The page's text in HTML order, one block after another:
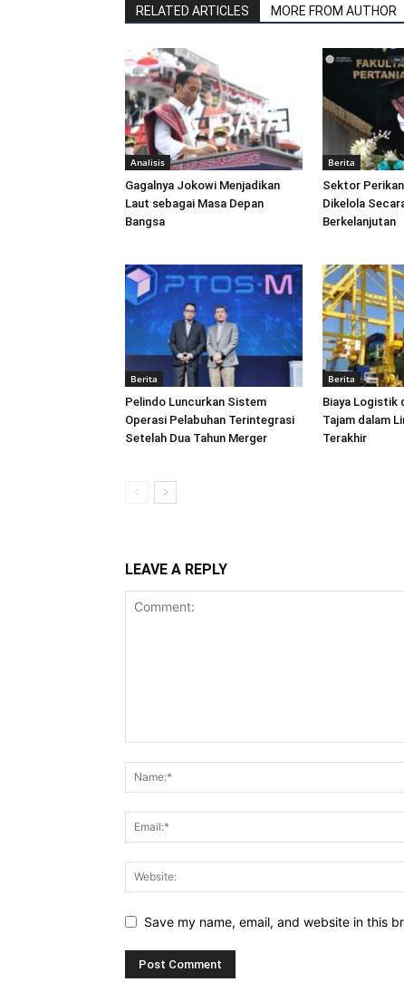
RELATED ARTICLES MORE FROM AUTHOR
Analisis
Gagalnya Jokowi Menjadikan
Laut sebagai Masa Depan
Bangsa
Berita
Sektor
Dikelola
Berkelanjutan
Berita
Pelindo Luncurkan Sistem
Operasi Pelabuhan Terintegrasi
Setelah Dua Tahun Merger
Berita
Biaya Logistik
Tajam dalam
Terakhir
LEAVE A REPLY
Save my name, email, and website in this